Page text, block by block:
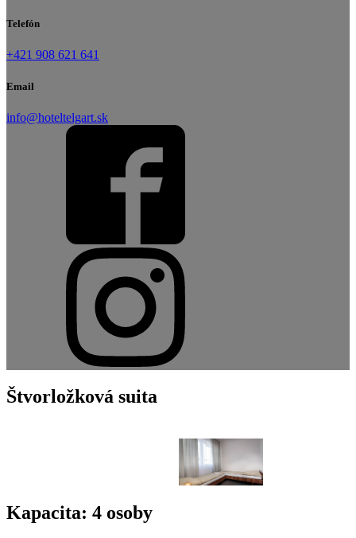
Telefón
+421 908 621 641
Email
info@hoteltelgart.sk
Štvorložková suita
Kapacita: 4 osoby